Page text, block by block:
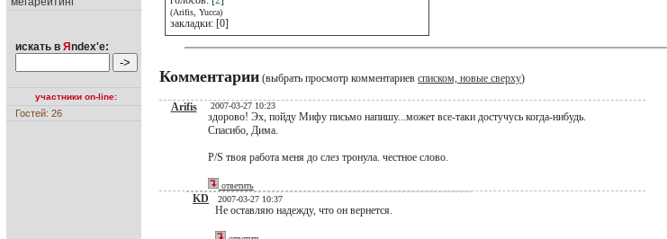
искать в Я ndex'е:
участники on-line:
Гостей: 26
(Arifis, Yucca)
закладки: [0]
Комментарии (выбрать просмотр комментариев списком, новые сверху)
Arifis 2007-03-27 10:23
здорово! Эх, пойду Мифу письмо напишу...может все-таки достучусь когда-нибудь.
Спасибо, Дима.
P/S твоя работа меня до слез тронула. честное слово.
ответить
KD 2007-03-27 10:37
Не оставляю надежду, что он вернется.